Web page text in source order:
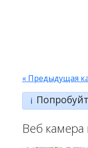
« Предыдущая
ℹ️
Веб камера